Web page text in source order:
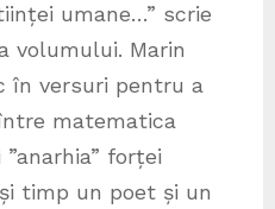
umane…” scrie
volumului. Marin
în versuri pentru a
matematica
forței
timp un poet și un